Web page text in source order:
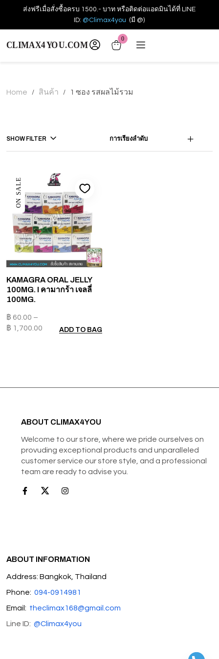
ส่งฟรีเมื่อสั่งซื้อครบ 1500.- บาท หรือติดต่อแอดมินได้ที่ LINE
ID: @Climax4you (มี @)
0
Home / สินค้า / 1 ซอง รสผลไม้รวม
SHOW FILTER การเรียงลำดับ
ON SALE
KAMAGRA ORAL JELLY
100MG. I คามากร้า เจลลี่
100MG.
฿ 60.00 –
฿ 1,700.00 ADD TO BAG
ABOUT CLIMAX4YOU
Welcome to our store, where we pride ourselves on
provuding exceptional products and unparalleled
customer service our store style, and a professional
team are ready to advise you.
ABOUT INFORMATION
Address: Bangkok, Thailand
Phone: 094-0914981
Email: theclimax168@gmail.com
Line ID:@Climax4you